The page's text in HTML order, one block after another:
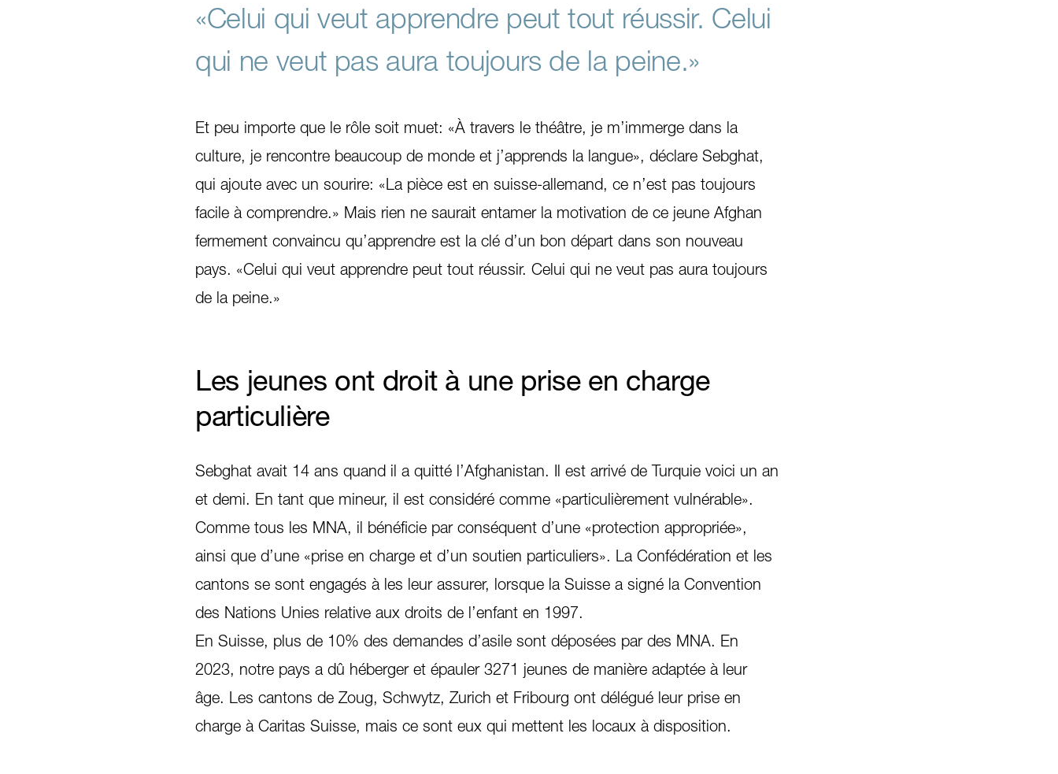
«Celui qui veut apprendre peut tout réussir. Celui
qui ne veut pas aura toujours de la peine.»
Et peu importe que le rôle soit muet: «À travers le théâtre, je m’immerge dans la
culture, je rencontre beaucoup de monde et j’apprends la langue», déclare Sebghat,
qui ajoute avec un sourire: «La pièce est en suisse-allemand, ce n’est pas toujours
facile à comprendre.» Mais rien ne saurait entamer la motivation de ce jeune Afghan
fermement convaincu qu’apprendre est la clé d’un bon départ dans son nouveau
pays. «Celui qui veut apprendre peut tout réussir. Celui qui ne veut pas aura toujours
de la peine.»
Les jeunes ont droit à une prise en charge
particulière
Sebghat avait 14 ans quand il a quitté l’Afghanistan. Il est arrivé de Turquie voici un an
et demi. En tant que mineur, il est considéré comme «particulièrement vulnérable».
Comme tous les MNA, il bénéficie par conséquent d’une «protection appropriée»,
ainsi que d’une «prise en charge et d’un soutien particuliers». La Confédération et les
cantons se sont engagés à les leur assurer, lorsque la Suisse a signé la Convention
des Nations Unies relative aux droits de l’enfant en 1997.
En Suisse, plus de 10% des demandes d’asile sont déposées par des MNA. En
2023, notre pays a dû héberger et épauler 3271 jeunes de manière adaptée à leur
âge. Les cantons de Zoug, Schwytz, Zurich et Fribourg ont délégué leur prise en
charge à Caritas Suisse, mais ce sont eux qui mettent les locaux à disposition.